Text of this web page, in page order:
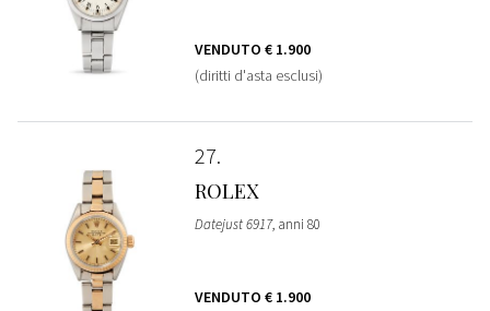
VENDUTO € 1.900
(diritti d'asta esclusi)
27
ROLEX
Datejust 6917, anni 80
VENDUTO € 1.900